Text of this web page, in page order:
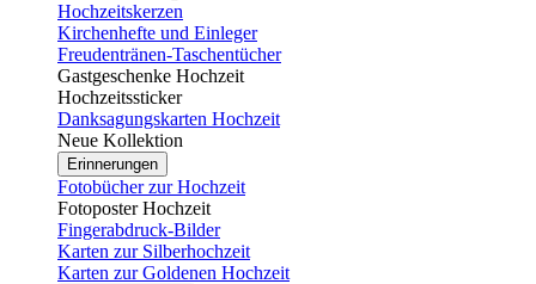
Hochzeitskerzen
Kirchenhefte und Einleger
Freudentränen-Taschentücher
Gastgeschenke Hochzeit
Hochzeitssticker
Danksagungskarten Hochzeit
Neue Kollektion
Erinnerungen
Fotobücher zur Hochzeit
Fotoposter Hochzeit
Fingerabdruck-Bilder
Karten zur Silberhochzeit
Karten zur Goldenen Hochzeit